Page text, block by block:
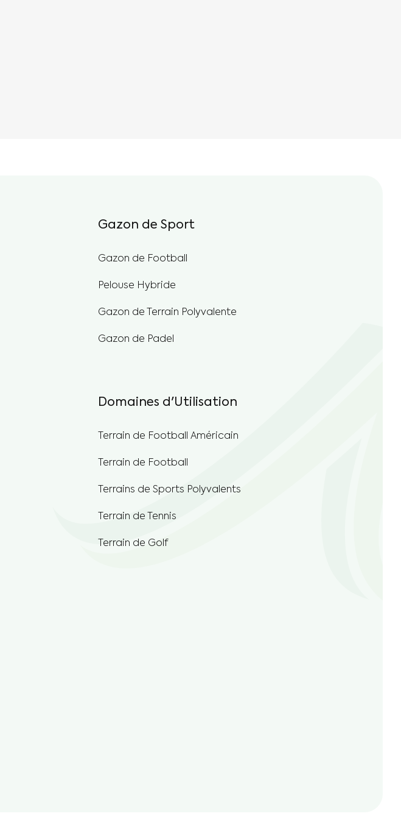
Gazon de Sport
Gazon de Football
Pelouse Hybride
Gazon de Terrain Polyvalente
Gazon de Padel
Domaines d'Utilisation
Terrain de Football Américain
Terrain de Football
Terrains de Sports Polyvalents
Terrain de Tennis
Terrain de Golf